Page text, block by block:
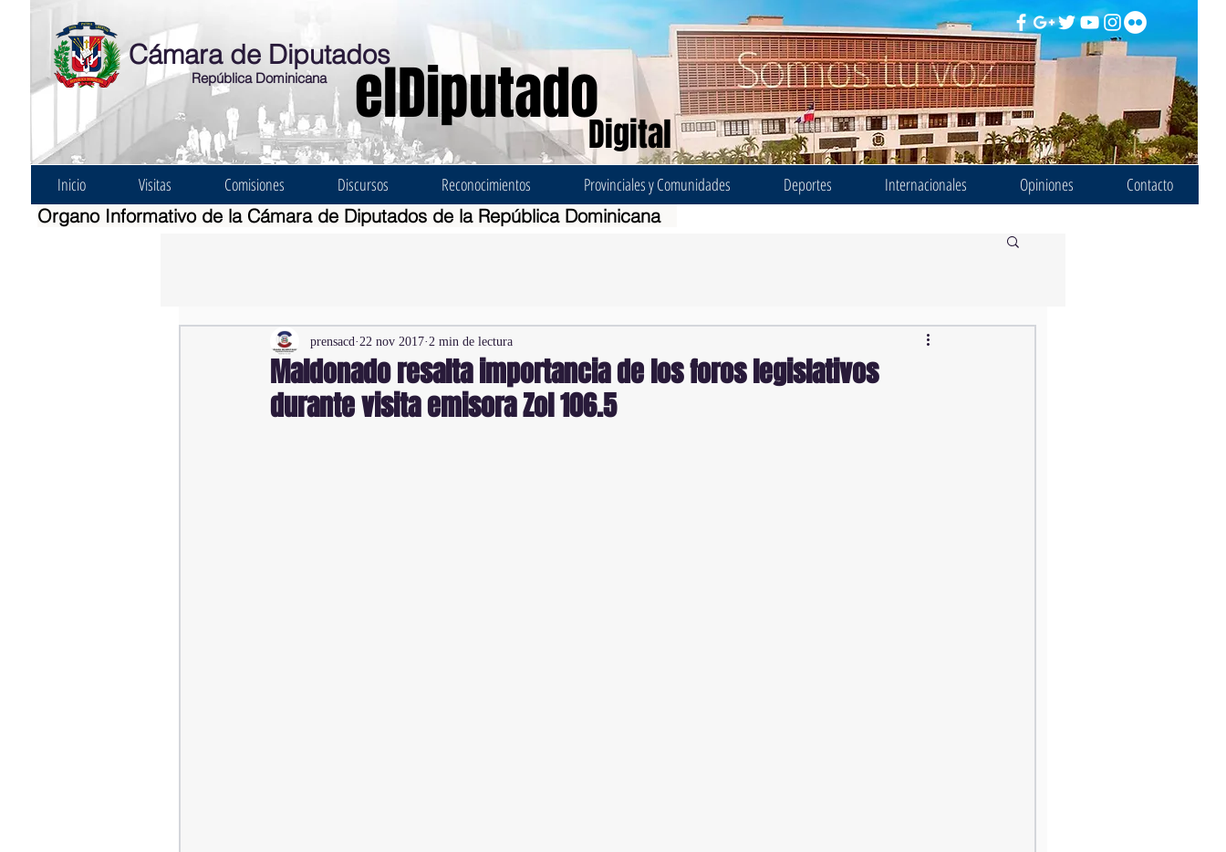
Digital
elDiputado
Cámara de Diputados
República Dominicana
Inicio Visitas Comisiones Discursos Reconocimientos Provinciales y Comunidades Deportes Internacionales Opiniones Contacto
Organo Informativo de la Cámara de Diputados de la República Dominicana
Maldonado resalta importancia de los foros legislativos
durante visita emisora Zol 106.5
prensacd 22 nov 2017 2 min de lectura